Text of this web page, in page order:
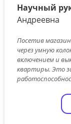
Научный
Андреевна
Посетив
через умную
включением и
квартиры. Это